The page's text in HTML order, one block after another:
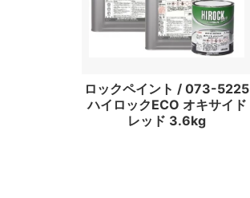
ロックペイント / 073-5225
ハイロックECO オキサイド
レッド 3.6kg